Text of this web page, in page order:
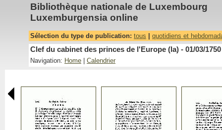
Bibliothèque nationale de Luxembourg
Luxemburgensia online
Sélection du type de publication: tous quotidiens et
Clef du cabinet des princes de l'Europe (la) - 01/03/1750
Navigation: Home Calendrier